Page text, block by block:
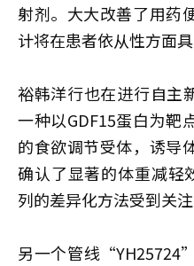
射剂。大大改善了用药
计将在患者依从性方面具
裕韩洋行也在进行自
一种以GDF15蛋白为靶
的食欲调节受体，诱导
确认了显著的体重减轻
列的差异化方法受到关注
另一个管线